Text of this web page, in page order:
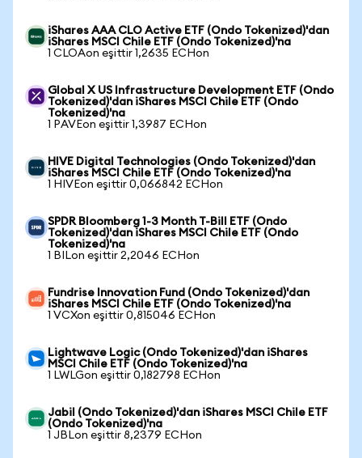
iShares AAA CLO Active ETF (Ondo Tokenized)'dan
iShares MSCI Chile ETF (Ondo Tokenized)'na
1 CLOAon eşittir 1,2635 ECHon
Global X US Infrastructure Development ETF (Ondo
Tokenized)'dan iShares MSCI Chile ETF (Ondo
Tokenized)'na
1 PAVEon eşittir 1,3987 ECHon
HIVE Digital Technologies (Ondo Tokenized)'dan
iShares MSCI Chile ETF (Ondo Tokenized)'na
1 HIVEon eşittir 0,066842 ECHon
SPDR Bloomberg 1-3 Month T-Bill ETF (Ondo
Tokenized)'dan iShares MSCI Chile ETF (Ondo
Tokenized)'na
1 BILon eşittir 2,2046 ECHon
Fundrise Innovation Fund (Ondo Tokenized)'dan
iShares MSCI Chile ETF (Ondo Tokenized)'na
1 VCXon eşittir 0,815046 ECHon
Lightwave Logic (Ondo Tokenized)'dan iShares
MSCI Chile ETF (Ondo Tokenized)'na
1 LWLGon eşittir 0,182798 ECHon
Jabil (Ondo Tokenized)'dan iShares MSCI Chile ETF
(Ondo Tokenized)'na
1 JBLon eşittir 8,2379 ECHon